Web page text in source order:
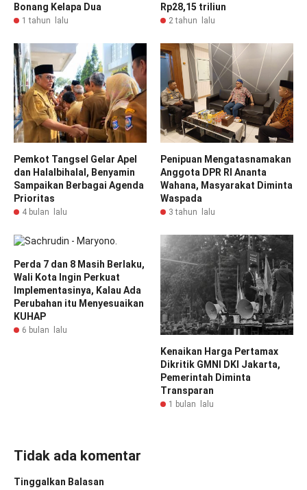
Bonang Kelapa Dua
1 tahun lalu
Rp28,15 triliun
2 tahun lalu
Pemkot Tangsel Gelar Apel
dan Halalbihalal, Benyamin
Sampaikan Berbagai Agenda
Prioritas
4 bulan lalu
Penipuan Mengatasnamakan
Anggota DPR RI Ananta
Wahana, Masyarakat Diminta
Waspada
3 tahun lalu
Perda 7 dan 8 Masih Berlaku,
Wali Kota Ingin Perkuat
Implementasinya, Kalau Ada
Perubahan itu Menyesuaikan
KUHAP
6 bulan lalu
Kenaikan Harga Pertamax
Dikritik GMNI DKI Jakarta,
Pemerintah Diminta
Transparan
1 bulan lalu
Tidak ada komentar
Tinggalkan Balasan